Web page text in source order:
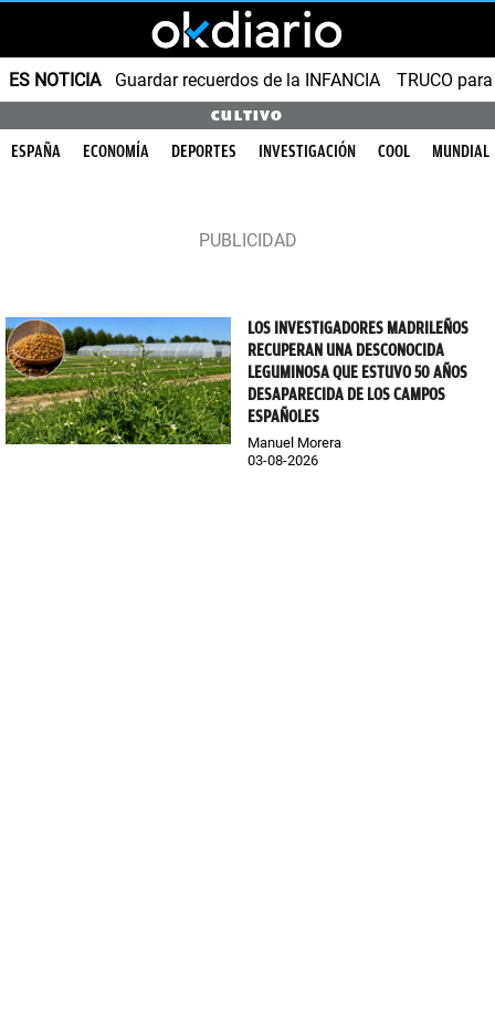
ES NOTICIA Guardar recuerdos de la INFANCIA TRUCO
CULTIVO
ESPAÑA ECONOMÍA DEPORTES INVESTIGACIÓN COOL MUNDIAL
LOS INVESTIGADORES MADRILEÑOS
RECUPERAN UNA DESCONOCIDA
LEGUMINOSA QUE ESTUVO 50 AÑOS
DESAPARECIDA DE LOS CAMPOS
ESPAÑOLES
Manuel Morera
03-08-2026